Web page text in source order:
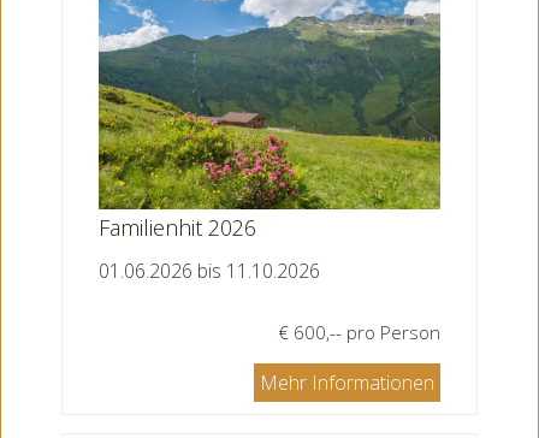
Familienhit 2026
01.06.2026 bis 11.10.2026
€ 600,-- pro Person
Mehr Informationen